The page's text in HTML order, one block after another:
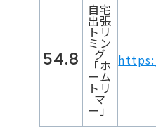
54.8
自宅
出張
トリ
ミン
グ
「ホ
ーム
トリ
マ
ー」